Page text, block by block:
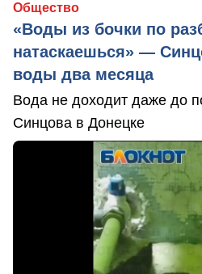
Общество
«Воды из бочки по
натаскаешься» —
воды два месяца
Вода не доходит даже до
Синцова в Донецке